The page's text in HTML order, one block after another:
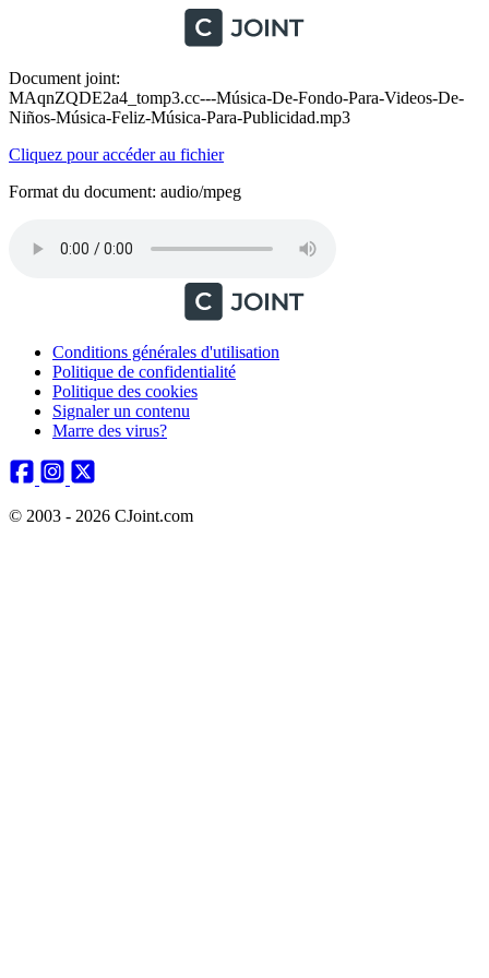
Document joint:
MAqnZQDE2a4_tomp3.cc---Música-De-Fondo-Para-Videos-De-
Niños-Música-Feliz-Música-Para-Publicidad.mp3
Cliquez pour accéder au fichier
Format du document: audio/mpeg
Conditions générales d'utilisation
Politique de confidentialité
Politique des cookies
Signaler un contenu
Marre des virus?
© 2003 - 2026 CJoint.com